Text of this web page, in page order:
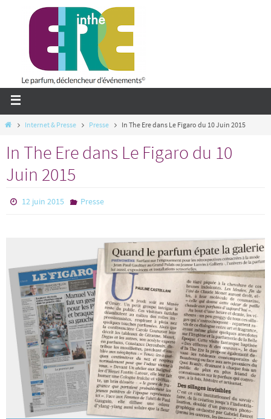
HomeInternet & Presse Presse In The Ere dans Le Figaro du 10 Juin 2015
In The Ere dans Le Figaro du 10
Juin 2015
12 juin 2015 Presse